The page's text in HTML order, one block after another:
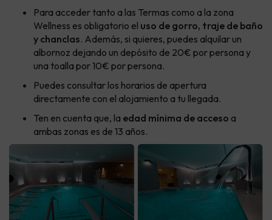
Para acceder tanto a las Termas como a la zona
Wellness es obligatorio el uso de gorro, traje de baño
y chanclas. Además, si quieres, puedes alquilar un
albornoz dejando un depósito de 20€ por persona y
una toalla por 10€ por persona.
Puedes consultar los horarios de apertura
directamente con el alojamiento a tu llegada.
Ten en cuenta que, la edad mínima de acceso a
ambas zonas es de 13 años.